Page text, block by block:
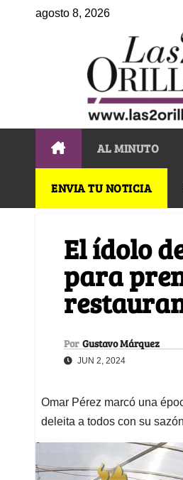
agosto 8, 2026
AL MINUTO
ENVIA TU NOTICIA
El ídolo
para
Por Gustavo Márquez
JUN 2, 2024
Omar Pérez marcó una
deleita a todos con su